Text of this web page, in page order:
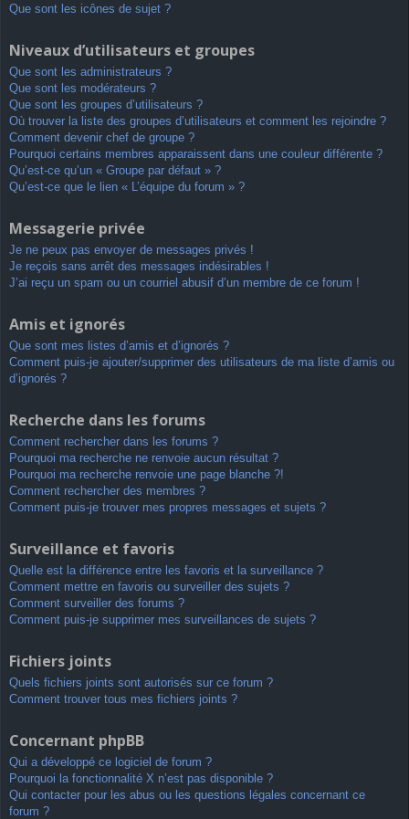
Que sont les icônes de sujet ?
Niveaux d’utilisateurs et groupes
Que sont les administrateurs ?
Que sont les modérateurs ?
Que sont les groupes d’utilisateurs ?
Où trouver la liste des groupes d’utilisateurs et comment les rejoindre ?
Comment devenir chef de groupe ?
Pourquoi certains membres apparaissent dans une couleur différente ?
Qu’est-ce qu’un « Groupe par défaut » ?
Qu’est-ce que le lien « L’équipe du forum » ?
Messagerie privée
Je ne peux pas envoyer de messages privés !
Je reçois sans arrêt des messages indésirables !
J’ai reçu un spam ou un courriel abusif d’un membre de ce forum !
Amis et ignorés
Que sont mes listes d’amis et d’ignorés ?
Comment puis-je ajouter/supprimer des utilisateurs de ma liste d’amis ou
d’ignorés ?
Recherche dans les forums
Comment rechercher dans les forums ?
Pourquoi ma recherche ne renvoie aucun résultat ?
Pourquoi ma recherche renvoie une page blanche ?!
Comment rechercher des membres ?
Comment puis-je trouver mes propres messages et sujets ?
Surveillance et favoris
Quelle est la différence entre les favoris et la surveillance ?
Comment mettre en favoris ou surveiller des sujets ?
Comment surveiller des forums ?
Comment puis-je supprimer mes surveillances de sujets ?
Fichiers joints
Quels fichiers joints sont autorisés sur ce forum ?
Comment trouver tous mes fichiers joints ?
Concernant phpBB
Qui a développé ce logiciel de forum ?
Pourquoi la fonctionnalité X n’est pas disponible ?
Qui contacter pour les abus ou les questions légales concernant ce
forum ?